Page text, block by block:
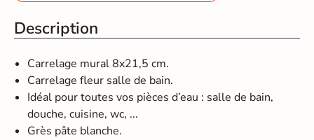
Description
Carrelage mural 8x21,5 cm.
Carrelage fleur salle de bain.
Idéal pour toutes vos pièces d’eau : salle de bain,
douche, cuisine, wc, ...
Grès pâte blanche.